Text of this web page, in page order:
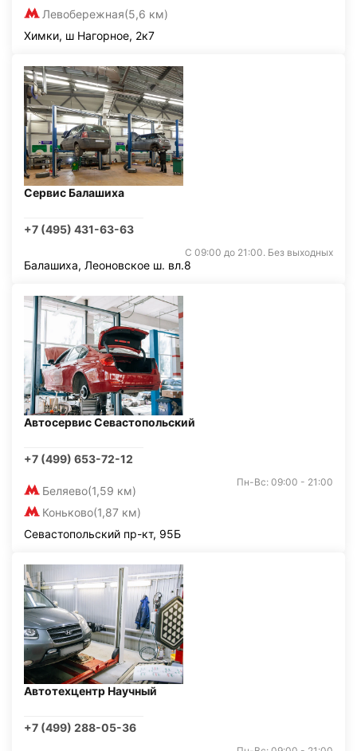
Левобережная(5,6 км)
Химки, ш Нагорное, 2к7
Сервис Балашиха
+7 (495) 431-63-63
С 09:00 до 21:00. Без выходных
Балашиха, Леоновское ш. вл.8
Автосервис Севастопольский
+7 (499) 653-72-12
Беляево(1,59 км)
Коньково(1,87 км)
Пн-Вс: 09:00 - 21:00
Севастопольский пр-кт, 95Б
Автотехцентр Научный
+7 (499) 288-05-36